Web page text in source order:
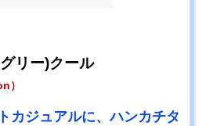
リー)クール
）
カジュアルに、ハンカチタ